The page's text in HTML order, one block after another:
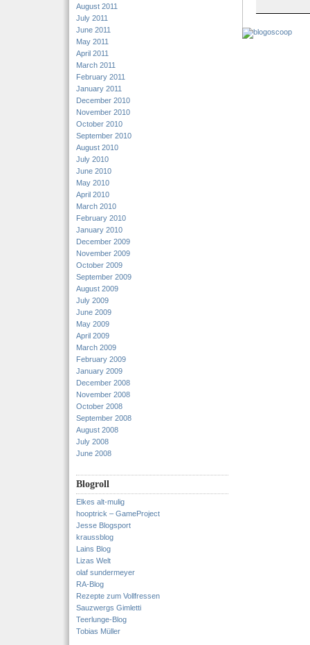
August 2011
July 2011
June 2011
May 2011
April 2011
March 2011
February 2011
January 2011
December 2010
November 2010
October 2010
September 2010
August 2010
July 2010
June 2010
May 2010
April 2010
March 2010
February 2010
January 2010
December 2009
November 2009
October 2009
September 2009
August 2009
July 2009
June 2009
May 2009
April 2009
March 2009
February 2009
January 2009
December 2008
November 2008
October 2008
September 2008
August 2008
July 2008
June 2008
Blogroll
Elkes alt-mulig
hooptrick – GameProject
Jesse Blogsport
kraussblog
Lains Blog
Lizas Welt
olaf sundermeyer
RA-Blog
Rezepte zum Vollfressen
Sauzwergs Gimletti
Teerlunge-Blog
Tobias Müller